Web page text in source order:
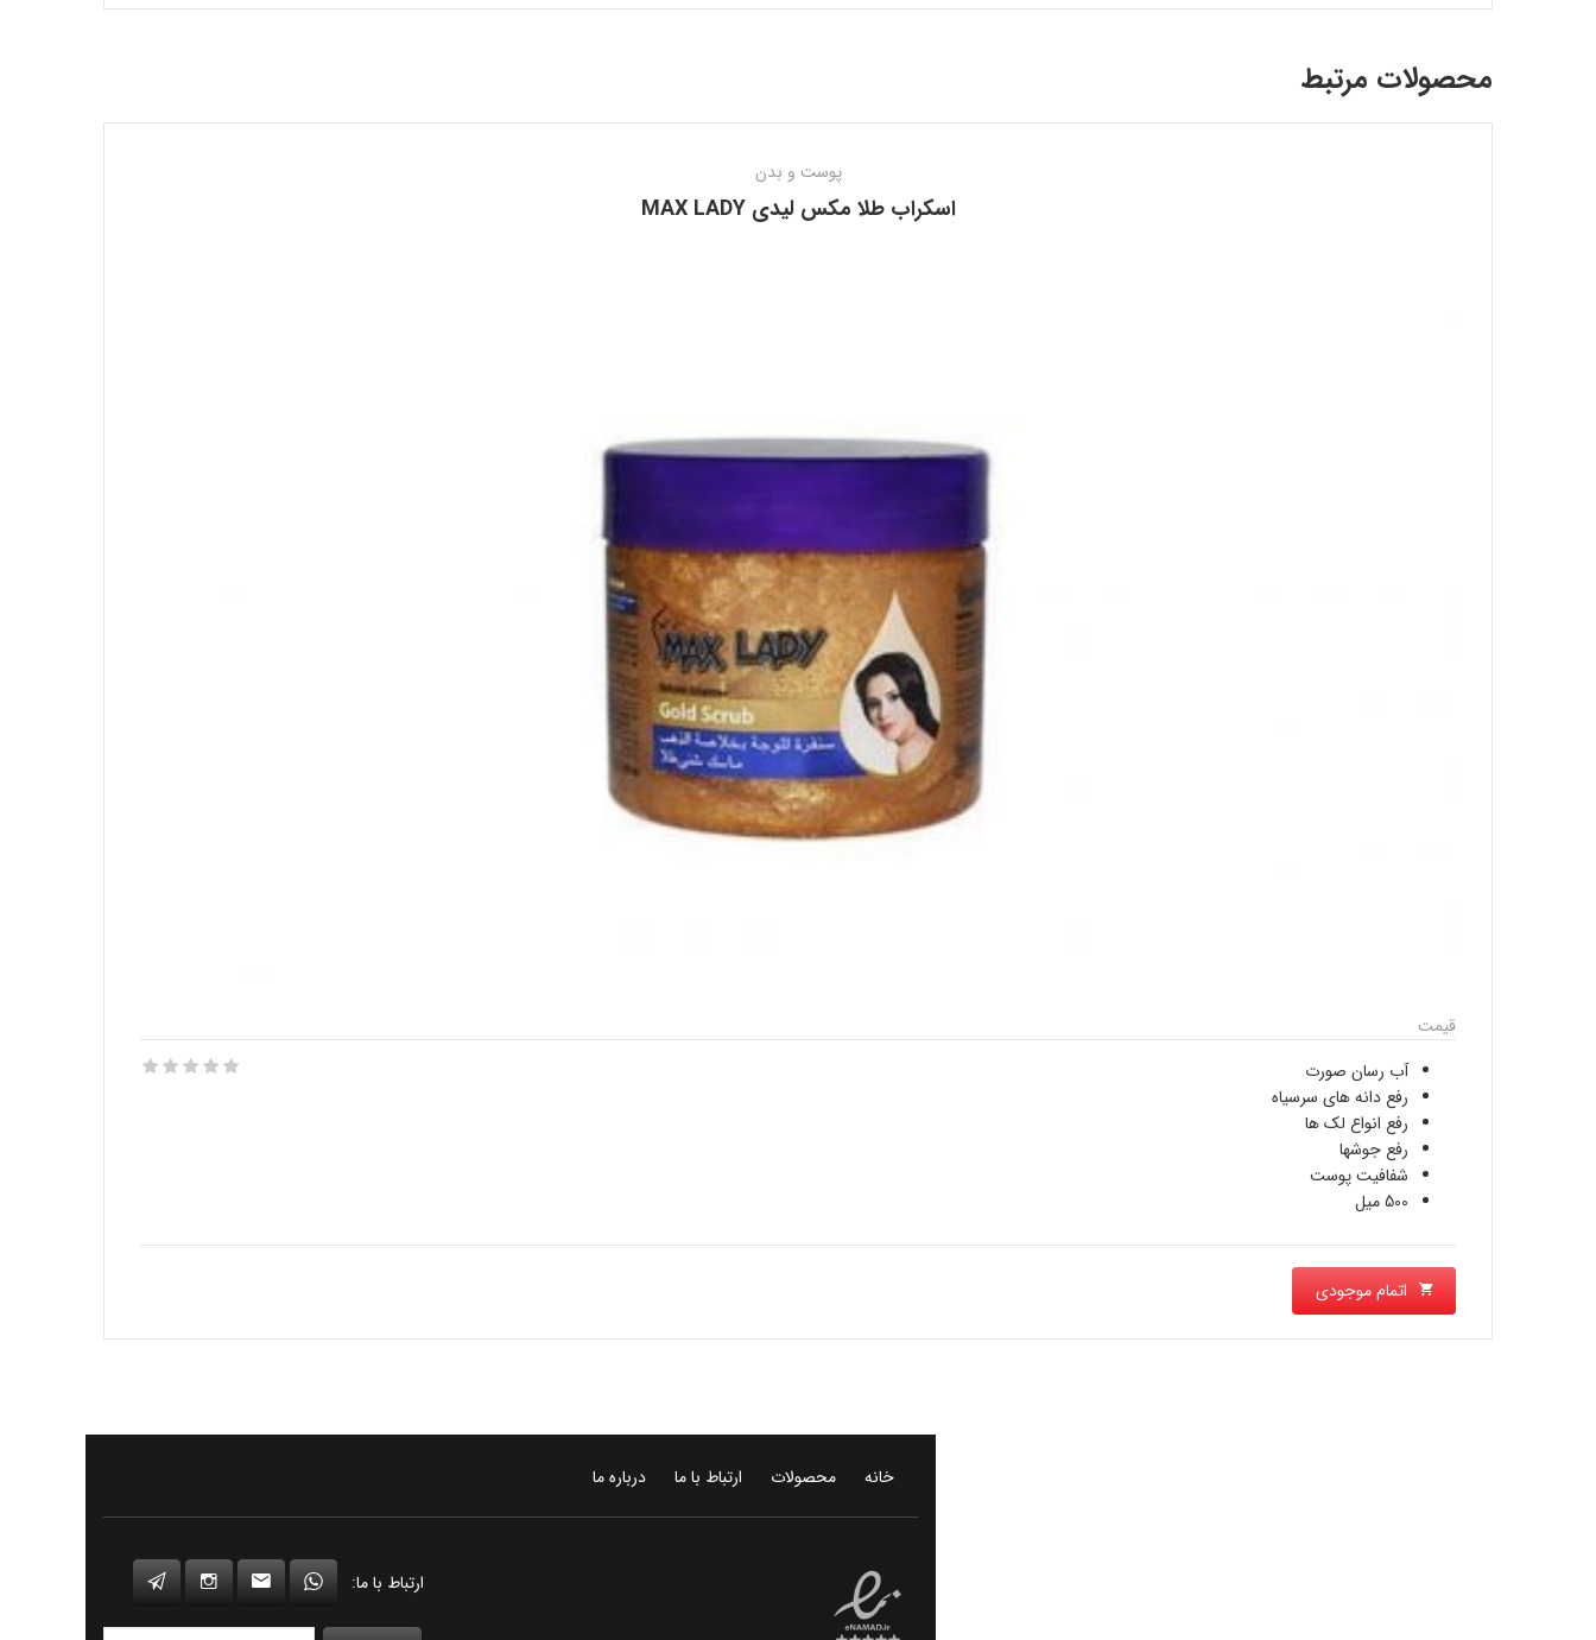
محصولات مرتبط
پوست و بدن
اسكراب طلا مکس لیدی MAX LADY
قیمت
آب رسان صورت
رفع دانه های سرسیاه
رفع انواع لک ها
رفع جوشها
شفافیت پوست
500 ميل
اتمام موجودی
خانه محصولات ارتباط با ما درباره ما
ارتباط با ما: